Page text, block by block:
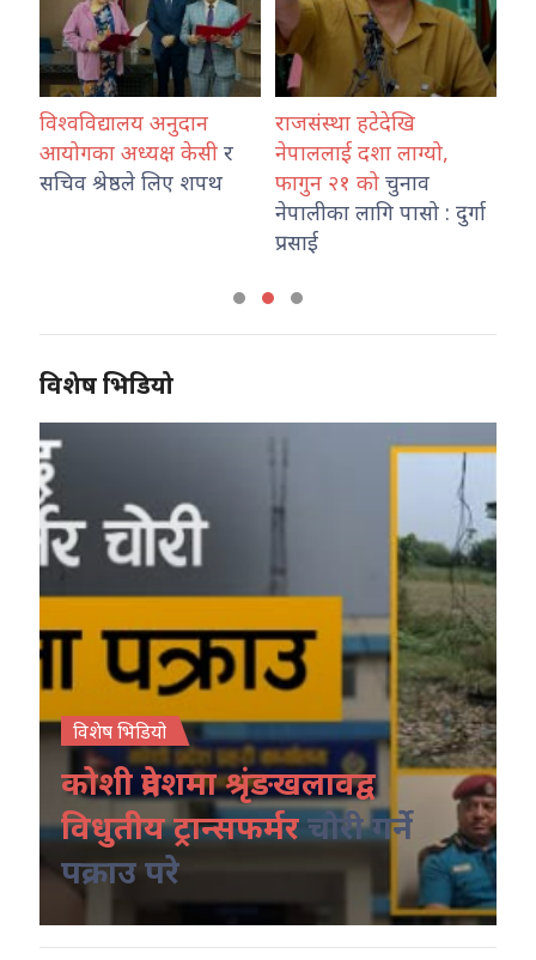
विश्वविद्यालय अनुदान
आयोगका अध्यक्ष केसी र
सचिव श्रेष्ठले लिए शपथ
राजसंस्था हटेदेखि
नेपाललाई दशा लाग्यो,
फागुन २१ को चुनाव
नेपालीका लागि पासो : दुर्गा
प्रसाई
विशेष भिडियो
विशेष भिडियो
कोशी प्रदेशमा श्रृंङखलावद्व
विधुतीय ट्रान्सफर्मरचोरी गर्ने
पक्राउ परे